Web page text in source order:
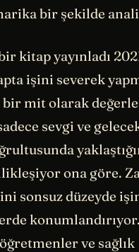
bir şekilde
kitap yayınladı
işini severek
mit olarak
sevgi ve
ona göre.
sonsuz düzeyde
konumlandırıyor.
ve sağlık